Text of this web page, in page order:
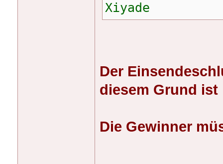
Xiyade
Der
diesem Grund ist
Die Gewinner